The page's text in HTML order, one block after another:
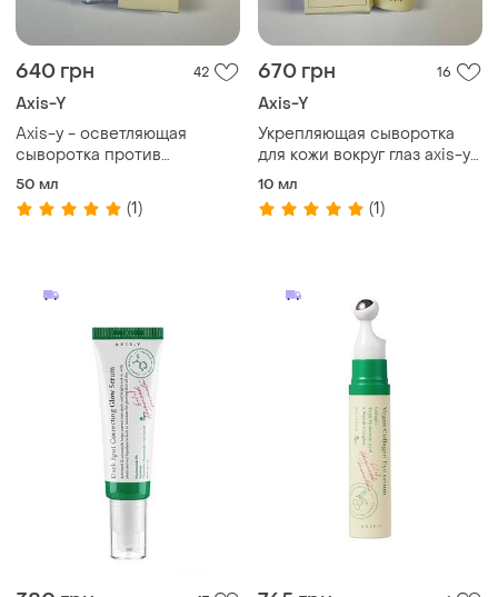
640 грн 42
Axis-Y
Axis-y - осветляющая
сыворотка против
пигментации - darc spot
correcting glow serum
50 мл
(1)
670 грн 16
Axis-Y
Укрепляющая сыворотка
для кожи вокруг глаз axis-y -
vegan collagen eye serum
10 мл
(1)